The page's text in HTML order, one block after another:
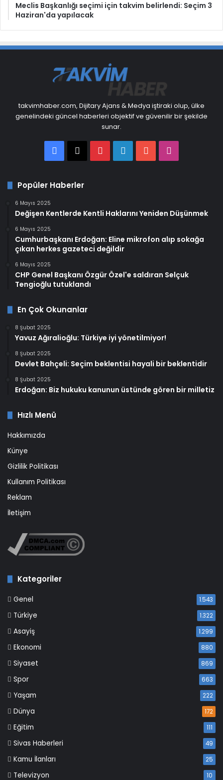
Meclis Başkanlığı seçimi için takvim belirlendi: Seçim 3
Haziran'da yapılacak
takvimhaber.com, Dijitary Ajans & Medya iştiraki olup, ülke
genelindeki güncel haberleri objektif ve güvenilir bir şekilde
sunar.
Facebook
X PinterestLinkedInYouTube
Popüler Haberler
6 Mayıs 2025
Değişen Kentlerde Kentli Haklarını Yeniden Düşünmek
6 Mayıs 2025
Cumhurbaşkanı Erdoğan: Eline mikrofon alıp sokağa
çıkan herkes gazeteci değildir
6 Mayıs 2025
CHP Genel Başkanı Özgür Özel'e saldıran Selçuk
Tengioğlu tutuklandı
En Çok Okunanlar
8 Şubat 2025
Yavuz Ağıralioğlu: Türkiye iyi yönetilmiyor!
8 Şubat 2025
Devlet Bahçeli: Seçim beklentisi hayali bir beklentidir
8 Şubat 2025
Erdoğan: Biz hukuku kanunun üstünde gören bir milletiz
Hızlı Menü
Hakkımızda
Künye
Gizlilik Politikası
Kullanım Politikası
Reklam
İletişim
Kategoriler
Genel 1.543
Türkiye 1.322
Asayiş 1.299
Ekonomi 880
Siyaset 869
Spor 663
Yaşam 222
Dünya 172
Eğitim 111
Sivas Haberleri 49
Kamu İlanları 25
Televizyon 10